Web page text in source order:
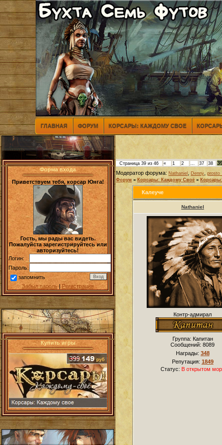
ГЛАВНАЯ ФОРУМ КОРСАРЫ: КАЖДОМУ СВОЕ
Форма входа
Приветствуем тебя, корсар Юнга!
Гость, мы рады вас видеть.
Пожалуйста зарегистрируйтесь или
авторизуйтесь!
Логин:
Пароль:
запомнить
Забыл пароль|Регистрация
Купить игры
Страница 39 из 46 « 1 2 … 37 38
Модератор форума: Nathaniel Denny
Форум » Корсары: Каждому Своё »
Калеуче
Nathaniel
Контр-адмирал
Группа: Капитан
Сообщений:8089
Награды: 348
Репутация: 1849
Статус: В открытом